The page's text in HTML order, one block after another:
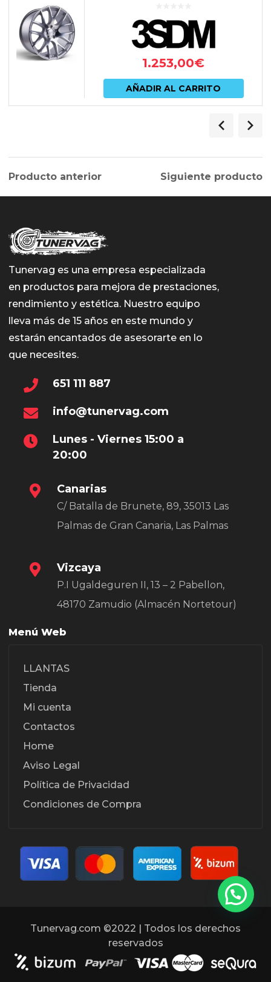
1.253,00€
AÑADIR AL CARRITO
Producto anterior Siguiente producto
Tunervag es una empresa especializada
en productos para mejora de prestaciones,
rendimiento y estética. Nuestro equipo
lleva más de 15 años en este mundo y
estarán encantados de asesorarte en lo
que necesites.
651 111 887
info@tunervag.com
Lunes - Viernes 15:00 a
20:00
Canarias
C/ Batalla de Brunete, 89, 35013 Las
Palmas de Gran Canaria, Las Palmas
Vizcaya
P.I Ugaldeguren II, 13 – 2 Pabellon,
48170 Zamudio (Almacén Nortetour)
Menú Web
LLANTAS
Tienda
Mi cuenta
Contactos
Home
Aviso Legal
Política de Privacidad
Condiciones de Compra
Tunervag.com ©2022 | Todos los derechos
reservados